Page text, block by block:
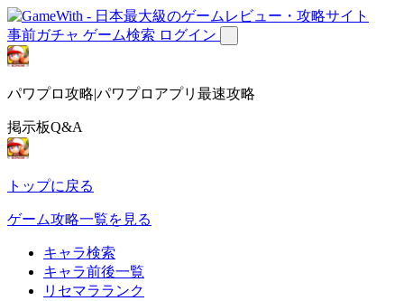
事前ガチャ ゲーム検索 ログイン
パワプロ攻略|パワプロアプリ最速攻略
掲示板Q&A
トップに戻る
ゲーム攻略一覧を見る
キャラ検索
キャラ前後一覧
リセマラランク